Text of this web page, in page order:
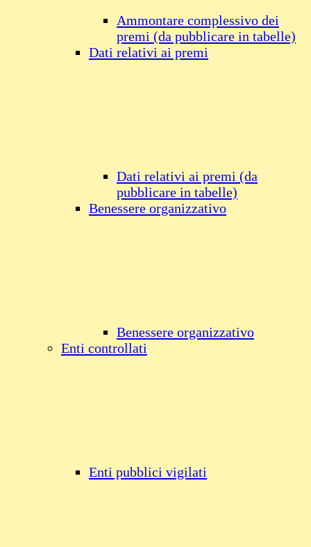
Ammontare complessivo dei
premi (da pubblicare in tabelle)
Dati relativi ai premi
Dati relativi ai premi (da
pubblicare in tabelle)
Benessere organizzativo
Benessere organizzativo
Enti controllati
Enti pubblici vigilati